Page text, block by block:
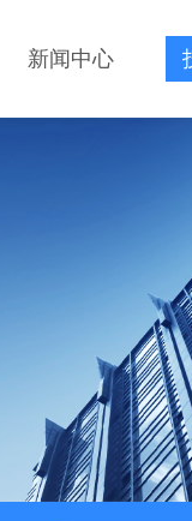
新闻中心